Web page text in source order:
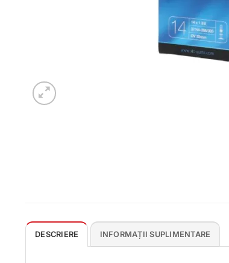
DESCRIERE INFORMAȚII SUPLIMENTARE